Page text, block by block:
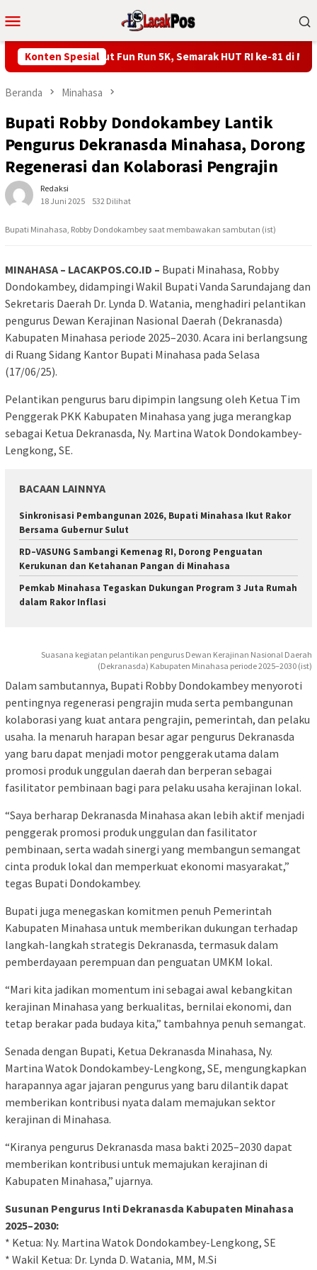
ke
Mobile
Konten Spesial
Wongkar Ikut Fun Run 5K, Semarak HUT RI ke-81 di Minsel
Beranda Minahasa
Bupati Robby Dondokambey Lantik
Pengurus Dekranasda Minahasa, Dorong
Regenerasi dan Kolaborasi Pengrajin
Redaksi
18 Juni 2025
532 Dilihat
Bupati Minahasa, Robby Dondokambey saat membawakan sambutan (ist)
MINAHASA – LACAKPOS.CO.ID – Bupati Minahasa, Robby
Dondokambey, didampingi Wakil Bupati Vanda Sarundajang dan
Sekretaris Daerah Dr. Lynda D. Watania, menghadiri pelantikan
pengurus Dewan Kerajinan Nasional Daerah (Dekranasda)
Kabupaten Minahasa periode 2025–2030. Acara ini berlangsung
di Ruang Sidang Kantor Bupati Minahasa pada Selasa
(17/06/25).
Pelantikan pengurus baru dipimpin langsung oleh Ketua Tim
Penggerak PKK Kabupaten Minahasa yang juga merangkap
sebagai Ketua Dekranasda, Ny. Martina Watok Dondokambey-
Lengkong, SE.
BACAAN LAINNYA
Sinkronisasi Pembangunan 2026, Bupati Minahasa Ikut Rakor
Bersama Gubernur Sulut
RD–VASUNG Sambangi Kemenag RI, Dorong Penguatan
Kerukunan dan Ketahanan Pangan di Minahasa
Pemkab Minahasa Tegaskan Dukungan Program 3 Juta Rumah
dalam Rakor Inflasi
Suasana kegiatan pelantikan pengurus Dewan Kerajinan Nasional Daerah
(Dekranasda) Kabupaten Minahasa periode 2025–2030 (ist)
Dalam sambutannya, Bupati Robby Dondokambey menyoroti
pentingnya regenerasi pengrajin muda serta pembangunan
kolaborasi yang kuat antara pengrajin, pemerintah, dan pelaku
usaha. Ia menaruh harapan besar agar pengurus Dekranasda
yang baru dapat menjadi motor penggerak utama dalam
promosi produk unggulan daerah dan berperan sebagai
fasilitator pembinaan bagi para pelaku usaha kerajinan lokal.
“Saya berharap Dekranasda Minahasa akan lebih aktif menjadi
penggerak promosi produk unggulan dan fasilitator
pembinaan, serta wadah sinergi yang membangun semangat
cinta produk lokal dan memperkuat ekonomi masyarakat,”
tegas Bupati Dondokambey.
Bupati juga menegaskan komitmen penuh Pemerintah
Kabupaten Minahasa untuk memberikan dukungan terhadap
langkah-langkah strategis Dekranasda, termasuk dalam
pemberdayaan perempuan dan penguatan UMKM lokal.
“Mari kita jadikan momentum ini sebagai awal kebangkitan
kerajinan Minahasa yang berkualitas, bernilai ekonomi, dan
tetap berakar pada budaya kita,” tambahnya penuh semangat.
Senada dengan Bupati, Ketua Dekranasda Minahasa, Ny.
Martina Watok Dondokambey-Lengkong, SE, mengungkapkan
harapannya agar jajaran pengurus yang baru dilantik dapat
memberikan kontribusi nyata dalam memajukan sektor
kerajinan di Minahasa.
“Kiranya pengurus Dekranasda masa bakti 2025–2030 dapat
memberikan kontribusi untuk memajukan kerajinan di
Kabupaten Minahasa,” ujarnya.
Susunan Pengurus Inti Dekranasda Kabupaten Minahasa
2025–2030:
* Ketua: Ny. Martina Watok Dondokambey-Lengkong, SE
* Wakil Ketua: Dr. Lynda D. Watania, MM, M.Si